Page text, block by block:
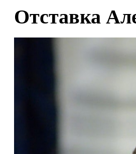
Отставка